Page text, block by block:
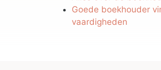
Goede boekhouder
vaardigheden